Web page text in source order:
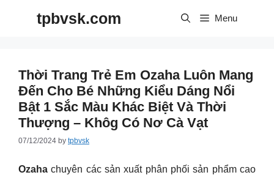
tpbvsk.com Menu
Thời Trang Trẻ Em Ozaha Luôn Mang
Đến Cho Bé Những Kiểu Dáng Nổi
Bật 1 Sắc Màu Khác Biệt Và Thời
Thượng – Khôg Có Nơ Cà Vạt
07/12/2024 by tpbvsk
Ozaha chuyên các sản xuất phân phối sản phẩm cao